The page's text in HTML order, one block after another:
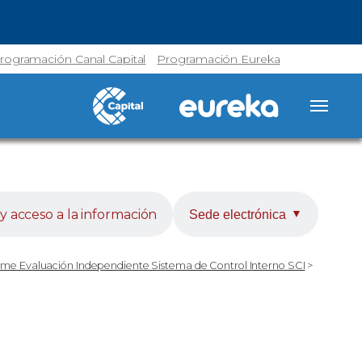
Canal Capital Programación Eureka
acceso a la información Sede electrónica ▼
Evaluación Independiente Sistema de Control Interno SCI >